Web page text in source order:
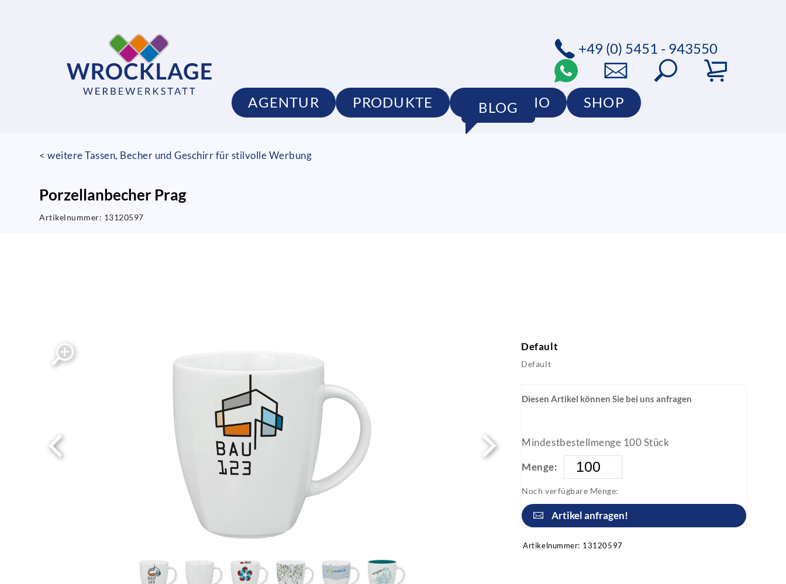
AGENTUR PRODUKTE PORTFOLIO SHOP
BLOG
+49 (0) 5451 - 943550
< weitere Tassen, Becher und Geschirr für stilvolle Werbung
Porzellanbecher Prag
Artikelnummer: 13120597
Default
Default
Diesen Artikel können Sie bei uns anfragen
Mindestbestellmenge 100 Stück
Menge:
Noch verfügbare Menge:
Artikel anfragen!
Artikelnummer: 13120597